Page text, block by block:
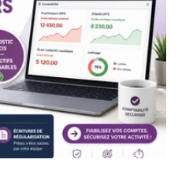
RH stratégique : politique
articulation paie-
RH, diagnostic des
: dirigeants de PME en
une PME, NGO et
structures
d'abord, livrables
inclus. 100% remote
sous 12h ouvrées.